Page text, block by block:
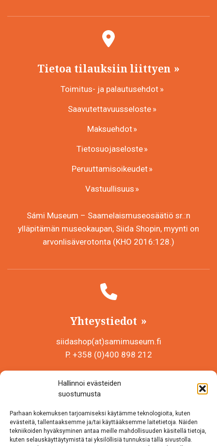
Hallinnoi evästeiden
suostumusta
Parhaan kokemuksen tarjoamiseksi käytämme teknologioita, kuten
evästeitä, tallentaaksemme ja/tai käyttääksemme laitetietoja. Näiden
tekniikoiden hyväksyminen antaa meille mahdollisuuden käsitellä tietoja,
kuten selauskäyttäytymistä tai yksilöllisiä tunnuksia tällä sivustolla.
Tietoa tilauksiin liittyen
Toimitus- ja palautusehdot
Saavutettavuusseloste
Maksuehdot
Tietosuojaseloste
Peruuttamisoikeudet
Vastuullisuus
Sámi Museum – Saamelaismuseosäätiö sr.:n
ylläpitämän museokaupan, Siida Shopin, myynti on
arvonlisäverotonta (KHO 2016:128.)
Yhteystiedot
siidashop(at)samimuseum.fi
P. +358 (0)400 898 212
Y-tunnus 0625907-2
Inarintie 46
99870 Inari